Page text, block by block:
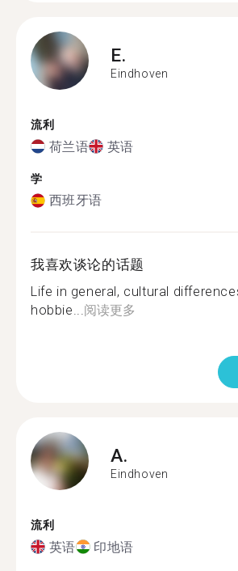
E.
Eindhoven
流利
荷兰语 英语
学
西班牙语
我喜欢谈论的话题
Life in general, cultural
hobbie...阅读更多
A.
Eindhoven
流利
英语 印地语